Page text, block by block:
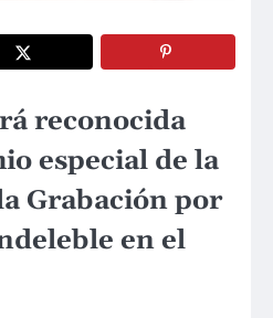
reconocida
especial de la
Grabación por
en el